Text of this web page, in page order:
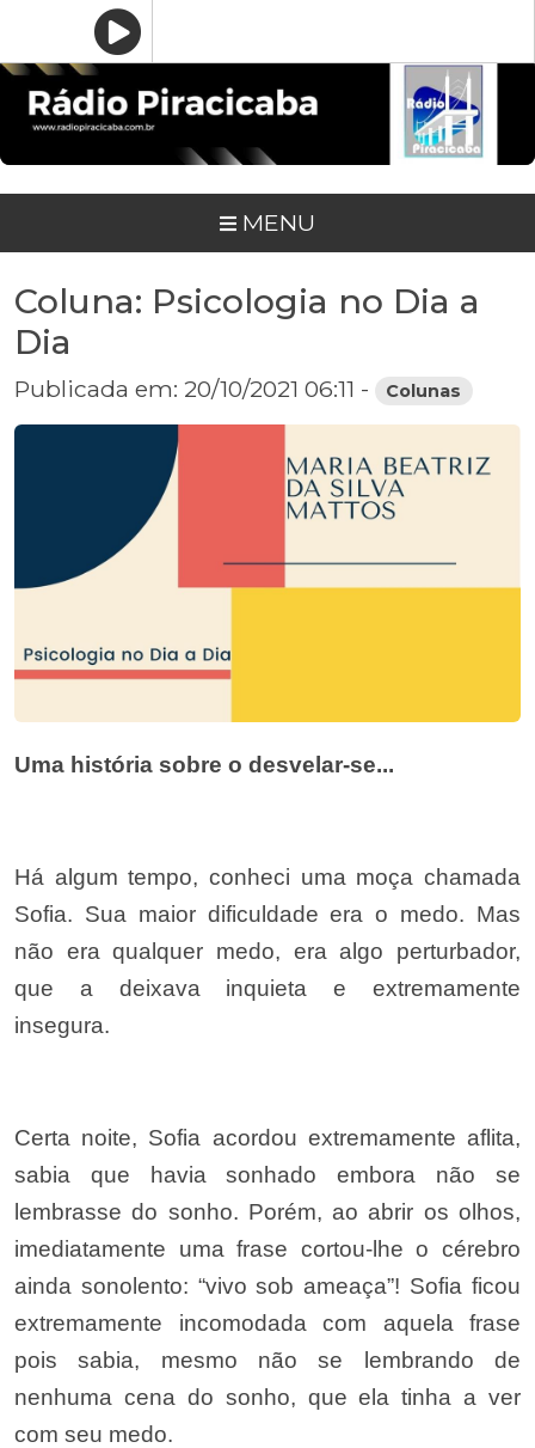
MENU
Coluna: Psicologia no Dia a
Dia
Publicada em: 20/10/2021 06:11 - Colunas
Uma história sobre o desvelar-se...
Há algum tempo, conheci uma moça chamada
Sofia. Sua maior dificuldade era o medo. Mas
não era qualquer medo, era algo perturbador,
que a deixava inquieta e extremamente
insegura.
Certa noite, Sofia acordou extremamente aflita,
sabia que havia sonhado embora não se
lembrasse do sonho. Porém, ao abrir os olhos,
imediatamente uma frase cortou-lhe o cérebro
ainda sonolento: “vivo sob ameaça”! Sofia ficou
extremamente incomodada com aquela frase
pois sabia, mesmo não se lembrando de
nenhuma cena do sonho, que ela tinha a ver
com seu medo.